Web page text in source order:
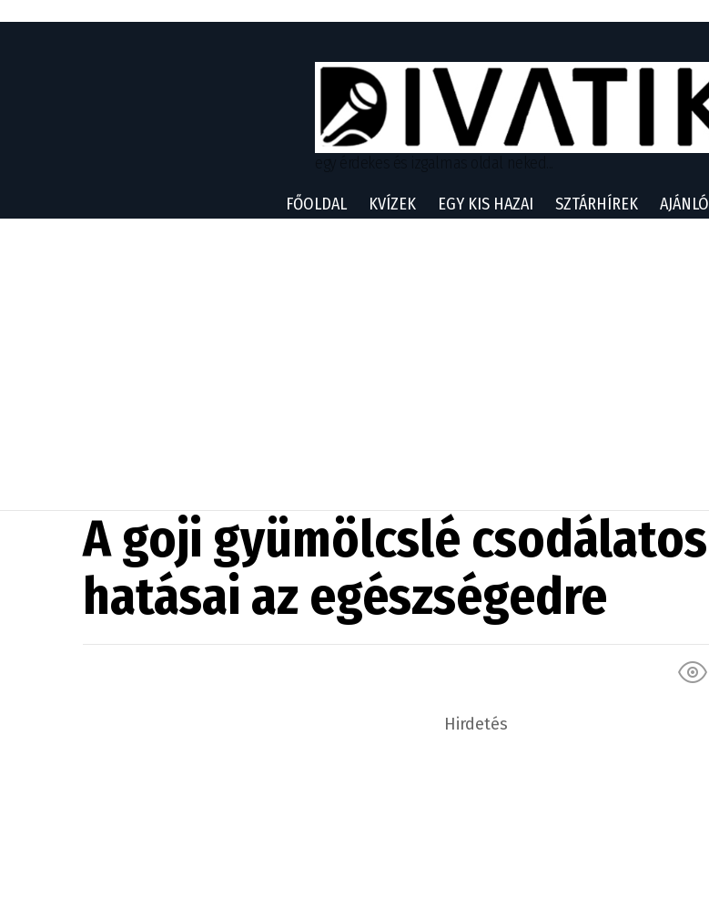
FŐOLDAL KVÍZEK EGY KIS HAZAI SZTÁRHÍREK AJÁNLÓ
A goji gyümölcslé csodálatos
hatásai az egészségedre
Hirdetés